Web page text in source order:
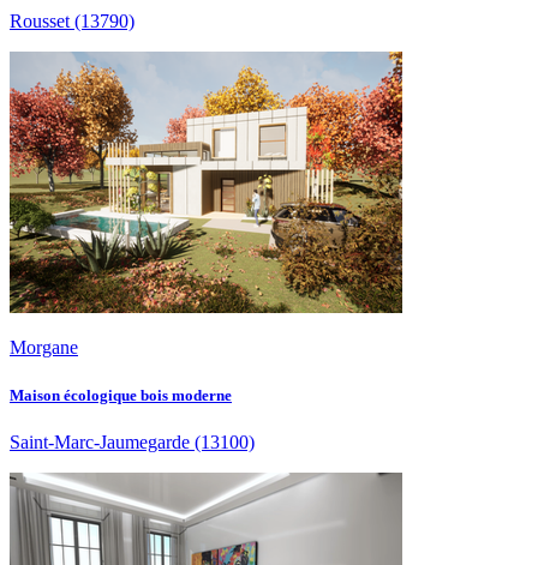
Rousset(13790)
Morgane
Maison écologique bois moderne
Saint-Marc-Jaumegarde (13100)